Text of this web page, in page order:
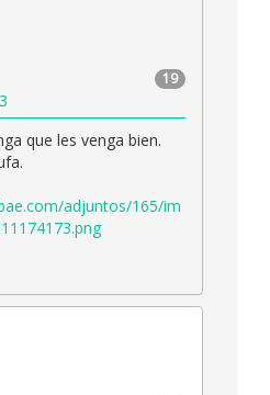
19
que les venga bien.
adjuntos/165/im